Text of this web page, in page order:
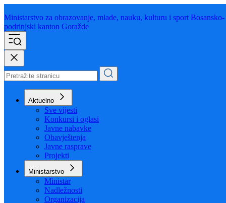
Ministarstvo za obrazovanje,
podrinjski kanton Goražde
Aktuelno
Sve vijesti
Konkursi i oglasi
Javne nabavke
Obavještenja
Javne rasprave
Projekti
Ministarstvo